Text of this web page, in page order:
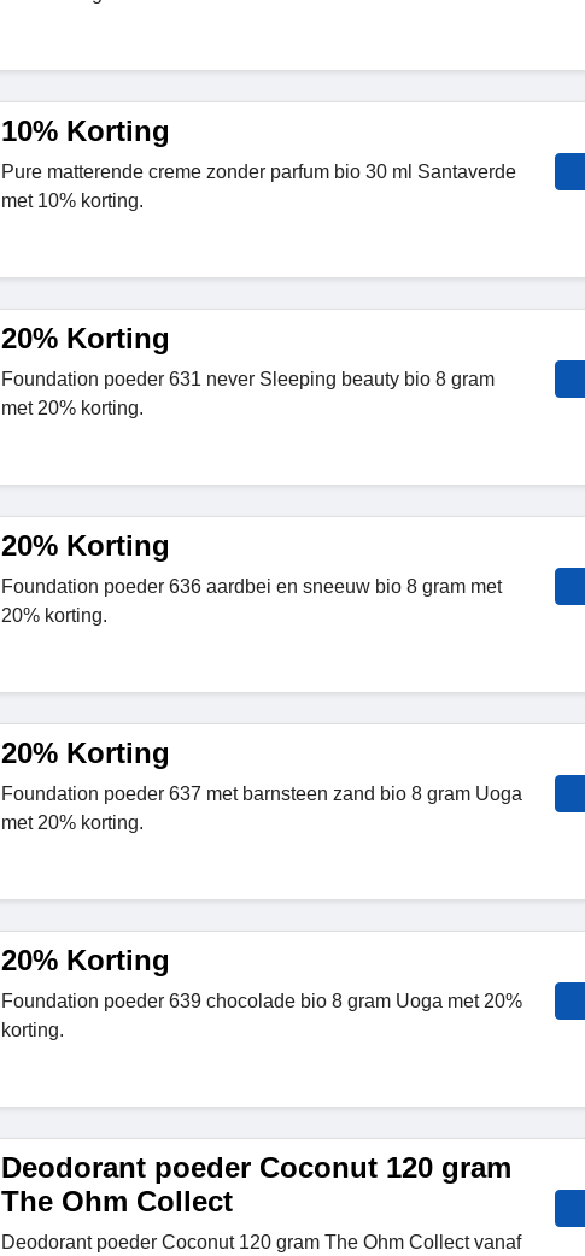
10% Korting
Pure matterende creme zonder parfum bio 30 ml Santaverde
met 10% korting.
20% Korting
Foundation poeder 631 never Sleeping beauty bio 8 gram
met 20% korting.
20% Korting
Foundation poeder 636 aardbei en sneeuw bio 8 gram met
20% korting.
20% Korting
Foundation poeder 637 met barnsteen zand bio 8 gram Uoga
met 20% korting.
20% Korting
Foundation poeder 639 chocolade bio 8 gram Uoga met 20%
korting.
Deodorant poeder Coconut 120 gram
The Ohm Collect
Deodorant poeder Coconut 120 gram The Ohm Collect vanaf